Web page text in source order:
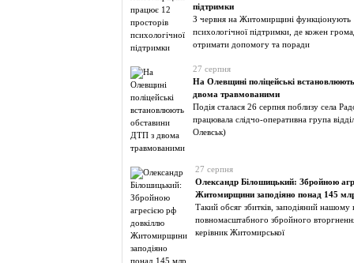
підтримки
З червня на Житомирщині функціонують
психологічної підтримки, де кожен
отримати допомогу та поради
27 серпня
На Олевщині поліцейські
двома травмованими
Подія сталася 26 серпня поблизу села
працювала слідчо-оперативна група
Олевськ)
27 серпня
Олександр Білошицький: Збройною
Житомирщини заподіяно понад 145 млр
Такий обсяг збитків, заподіяний нашому
повномасштабного збройного
керівник Житомирської